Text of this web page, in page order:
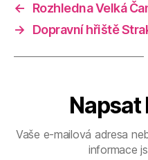
←
Rozhledna Velká
→
Dopravní hřiště
Napsat
Vaše e-mailová adresa
informace